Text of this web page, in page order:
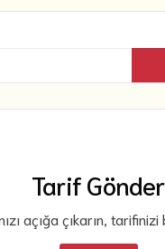
Tarif Gönder
açığa çıkarın,